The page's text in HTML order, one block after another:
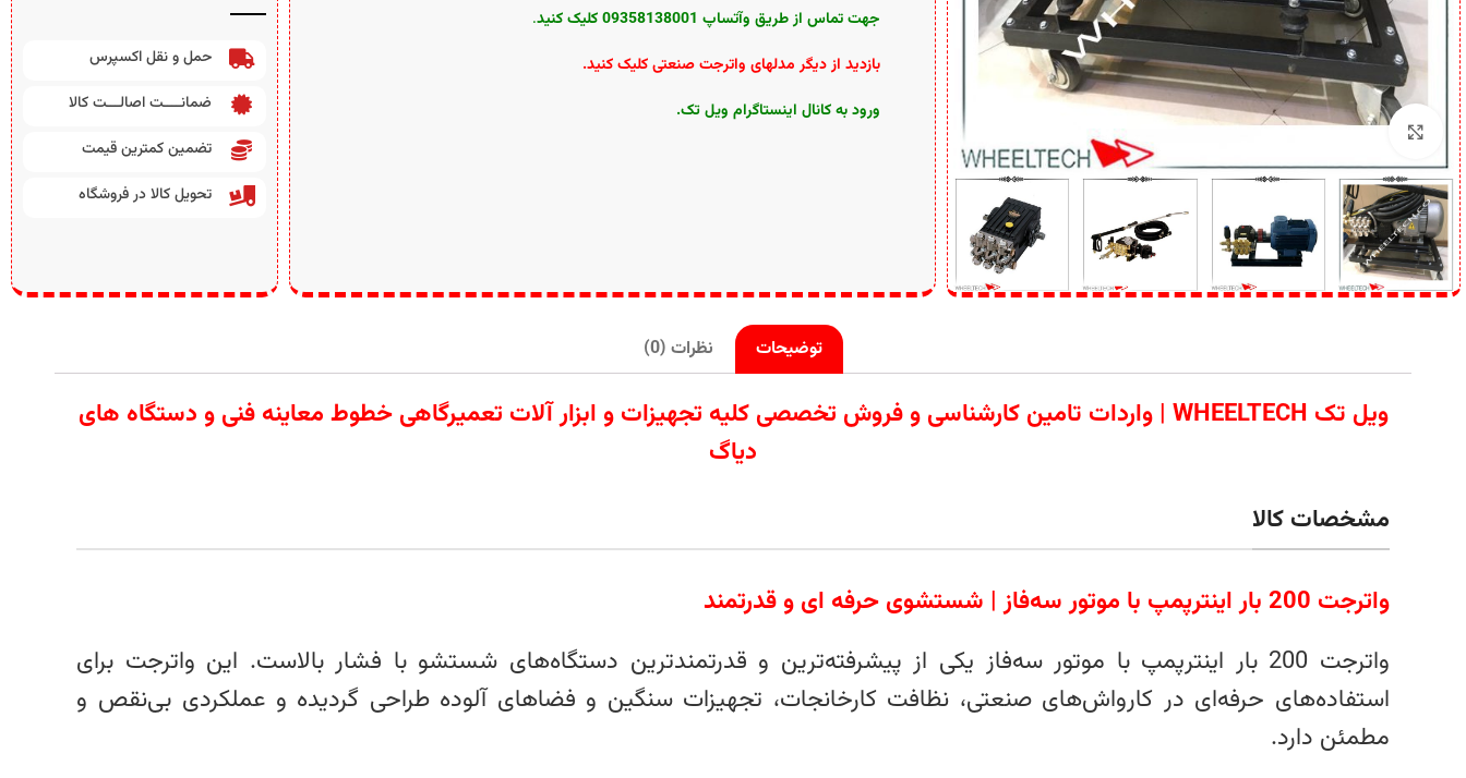
برای بزرگنمایی کلیک کنید
جهت تماس از طریق وآتساپ 09358138001 کلیک کنید
.
بازدید از دیگر مدلهای واترجت صنعتی کلیک کنید.
ورود به کانال اینستاگرام ویل تک.
حمل و نقل اکسپرس
ضمانــــت اصالـــت کالا
تضمین کمترین قیمت
تحویل کالا در فروشگاه
توضیحات نظرات (0)
ویل تک WHEELTECH | واردات تامین کارشناسی و فروش تخصصی کلیه تجهیزات و ابزار آلات تعمیرگاهی خطوط معاینه فنی و دستگاه های
دیاگ
مشخصات کالا
واترجت 200 بار اینترپمپ با موتور سه‌فاز | شستشوی حرفه‌ ای و قدرتمند
واترجت 200 بار اینترپمپ با موتور سه‌فاز یکی از پیشرفته‌ترین و قدرتمندترین دستگاه‌های شستشو با فشار بالاست. این واترجت برای
استفاده‌های حرفه‌ای در کارواش‌های صنعتی، نظافت کارخانجات، تجهیزات سنگین و فضاهای آلوده طراحی گردیده و عملکردی بی‌نقص و
مطمئن دارد.